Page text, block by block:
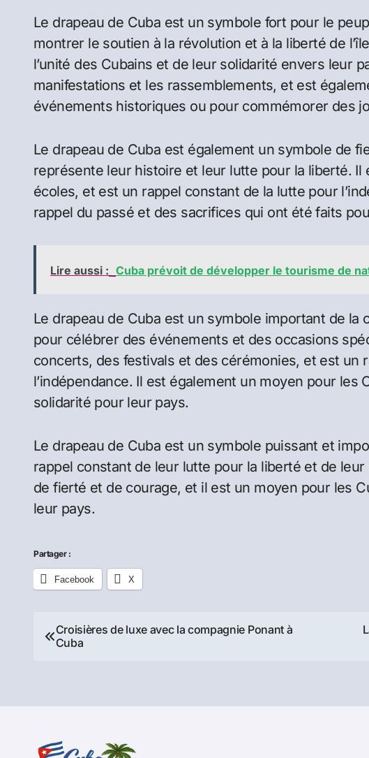
Le drapeau de Cuba est un symbole fort pour le
montrer le soutien à la révolution et à la liberté de
l’unité des Cubains et de leur solidarité envers leur
manifestations et les rassemblements, et est
événements historiques ou pour commémorer des
Le drapeau de Cuba est également un symbole de
représente leur histoire et leur lutte pour la liberté.
écoles, et est un rappel constant de la lutte pour
rappel du passé et des sacrifices qui ont été faits
Lire aussi : Cuba prévoit de développer le tourisme de
Le drapeau de Cuba est un symbole important de
pour célébrer des événements et des occasions
concerts, des festivals et des cérémonies, et est un
l’indépendance. Il est également un moyen pour
solidarité pour leur pays.
Le drapeau de Cuba est un symbole puissant et
rappel constant de leur lutte pour la liberté et de
de fierté et de courage, et il est un moyen pour les
leur pays.
Partager :
Facebook X
Navigation
Croisières de luxe avec la compagnie Ponant à
Cuba